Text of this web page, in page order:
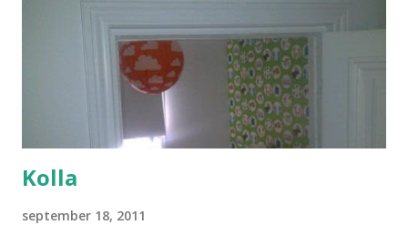
Kolla
september 18, 2011